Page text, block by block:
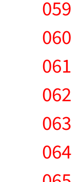
059
060
061
062
063
064